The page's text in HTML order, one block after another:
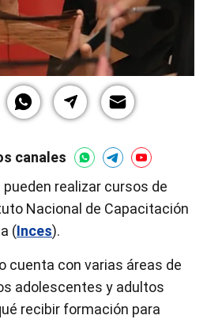
canales
realizar cursos de
Nacional de Capacitación
(Inces).
cuenta con varias áreas de
adolescentes y adultos
recibir formación para